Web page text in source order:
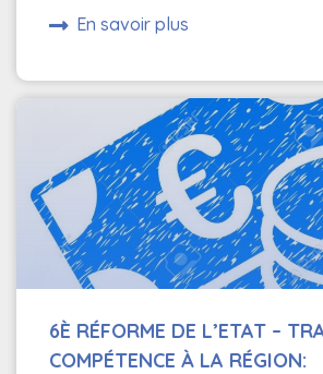
En savoir plus
6È RÉFORME DE L’ETAT –
COMPÉTENCE À LA RÉGION: